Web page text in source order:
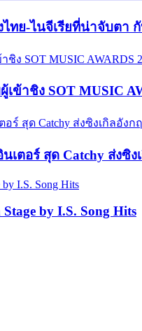
ไทย-ไนจีเรียที่น่าจับตา
ข้าชิง SOT MUSIC
เตอร์ สุด Catchy ส่งซิ
by I.S. Song Hits